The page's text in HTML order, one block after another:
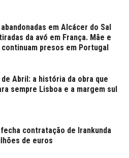
em Alcácer do Sal
da avó em França. Mãe e
presos em Portugal
Abril: a história da obra que
sempre Lisboa e a margem sul
contratação de Irankunda
de euros